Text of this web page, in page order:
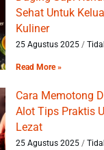
Sehat Untuk
Kuliner
25 Agustus 2025
Read More »
Cara Memotong
Alot Tips Praktis
Lezat
25 Agustus 2025